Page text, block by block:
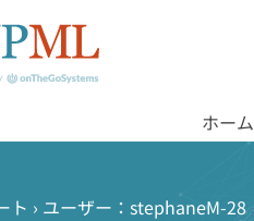
ホーム
ト › ユーザー：stephaneM-28